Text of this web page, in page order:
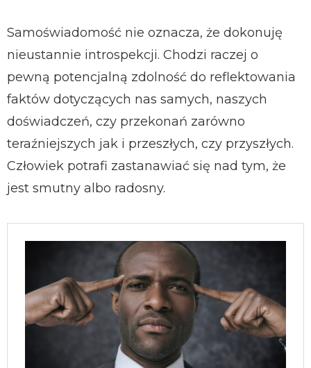
Samoświadomość nie oznacza, że dokonuję
nieustannie introspekcji. Chodzi raczej o
pewną potencjalną zdolność do reflektowania
faktów dotyczących nas samych, naszych
doświadczeń, czy przekonań zarówno
teraźniejszych jak i przeszłych, czy przyszłych.
Człowiek potrafi zastanawiać się nad tym, że
jest smutny albo radosny.